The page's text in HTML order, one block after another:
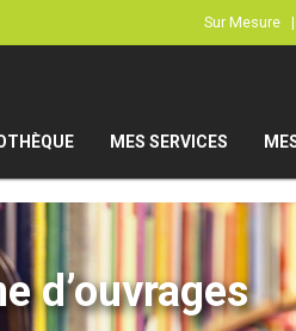
Sur Mesure |
MES SERVICES
d’ouvrages